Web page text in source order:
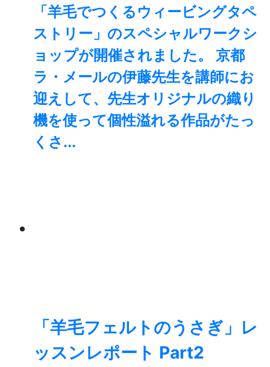
「羊毛でつくるウィービングタペ
ストリー」のスペシャルワークシ
ョップが開催されました。 京都
ラ・メールの伊藤先生を講師にお
迎えして、先生オリジナルの織り
機を使って個性溢れる作品がたっ
くさ...
「羊毛フェルトのうさぎ」レ
ッスンレポート Part2